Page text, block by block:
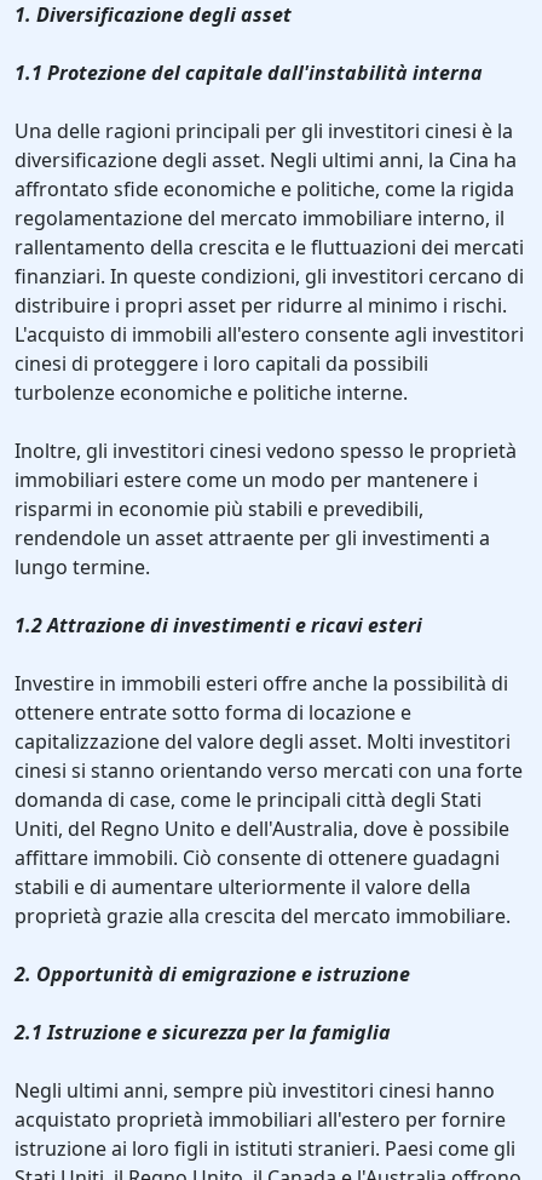
1. Diversificazione degli asset
1.1 Protezione del capitale dall'instabilità interna
Una delle ragioni principali per gli investitori cinesi è la
diversificazione degli asset. Negli ultimi anni, la Cina ha
affrontato sfide economiche e politiche, come la rigida
regolamentazione del mercato immobiliare interno, il
rallentamento della crescita e le fluttuazioni dei mercati
finanziari. In queste condizioni, gli investitori cercano di
distribuire i propri asset per ridurre al minimo i rischi.
L'acquisto di immobili all'estero consente agli investitori
cinesi di proteggere i loro capitali da possibili
turbolenze economiche e politiche interne.
Inoltre, gli investitori cinesi vedono spesso le proprietà
immobiliari estere come un modo per mantenere i
risparmi in economie più stabili e prevedibili,
rendendole un asset attraente per gli investimenti a
lungo termine.
1.2 Attrazione di investimenti e ricavi esteri
Investire in immobili esteri offre anche la possibilità di
ottenere entrate sotto forma di locazione e
capitalizzazione del valore degli asset. Molti investitori
cinesi si stanno orientando verso mercati con una forte
domanda di case, come le principali città degli Stati
Uniti, del Regno Unito e dell'Australia, dove è possibile
affittare immobili. Ciò consente di ottenere guadagni
stabili e di aumentare ulteriormente il valore della
proprietà grazie alla crescita del mercato immobiliare.
2. Opportunità di emigrazione e istruzione
2.1 Istruzione e sicurezza per la famiglia
Negli ultimi anni, sempre più investitori cinesi hanno
acquistato proprietà immobiliari all'estero per fornire
istruzione ai loro figli in istituti stranieri. Paesi come gli